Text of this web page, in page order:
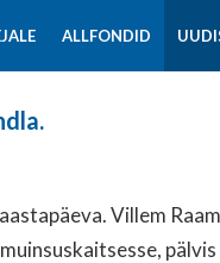
ALLFONDID
Villem
pälvis